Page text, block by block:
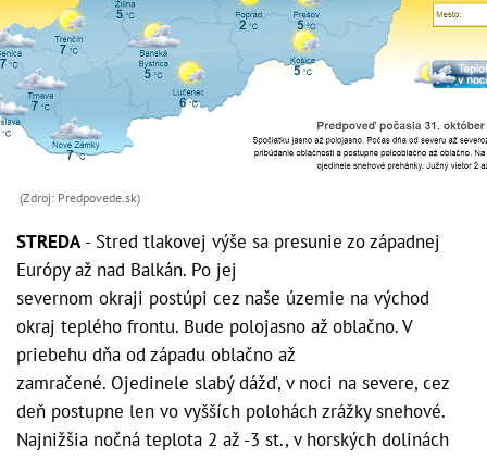
(Zdroj: Predpovede.sk)
STREDA- Stred tlakovej výše sa presunie zo západnej
Európy až nad Balkán. Po jej
severnom okraji postúpi cez naše územie na východ
okraj teplého frontu. Bude polojasno až oblačno. V
priebehu dňa od západu oblačno až
zamračené. Ojedinele slabý dážď, v noci na severe, cez
deň postupne len vo vyšších polohách zrážky snehové.
Najnižšia nočná teplota 2 až -3 st., v horských dolinách